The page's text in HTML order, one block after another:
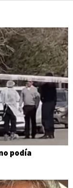
podía